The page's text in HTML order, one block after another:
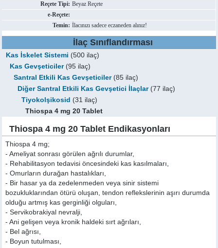
Reçete Tipi: Beyaz Reçete
e-Reçete:
Temin: İlacınızı sadece eczaneden alınız!
İlaç Sınıflandırması
Kas İskelet Sistemi (500 ilaç)
Kas Gevşeticiler(95 ilaç)
Santral Etkili Kas Gevşeticiler(85 ilaç)
Diğer Santral Etkili Kas Gevşetici İlaçlar(77 ilaç)
Tiyokolşikosid (31 ilaç)
Thiospa 4 mg 20 Tablet
Thiospa 4 mg 20 Tablet Endikasyonları
Thiospa 4 mg;
- Ameliyat sonrası görülen ağrılı durumlar,
- Rehabilitasyon tedavisi öncesindeki kas kasılmaları,
- Omurların durağan hastalıkları,
- Bir hasar ya da zedelenmeden veya sinir sistemi
bozukluklarından ötürü oluşan, tendon reflekslerinin aşırı durumda
olduğu artmış kas gerginliği olguları,
- Servikobrakiyal nevralji,
- Ani gelişen veya kronik haldeki sırt ağrıları,
- Bel ağrısı,
- Boyun tutulması,